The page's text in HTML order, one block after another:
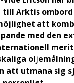
till Arktis
att
med den
att utmana sig